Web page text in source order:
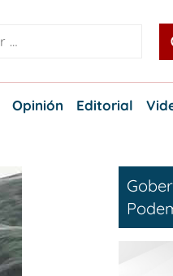
Opinión Editorial